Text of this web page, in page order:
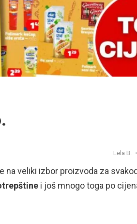
Lela B.
na veliki izbor proizvoda za
i još mnogo toga po